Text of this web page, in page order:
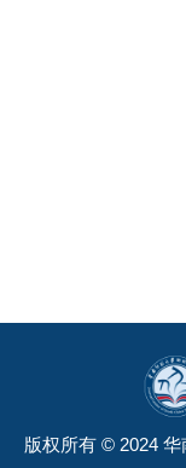
版权所有 © 2024